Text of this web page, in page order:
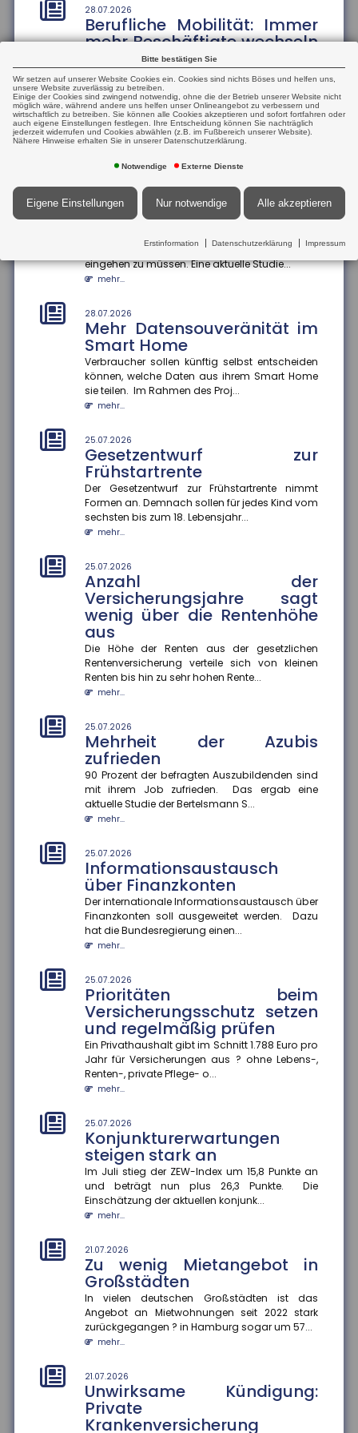
28.07.2026
Berufliche Mobilität: Immer
mehr Beschäftigte wechseln
den Beruf
Der Anteil der Beschäftigten, die innerhalb eines
Jahres ihren Beruf wechseln, ist zwischen 2013
und 2024 um 13 Prozentp...
mehr...
Geschlechterspezifische
Mobilität: Wie Umzüge
Karrierechancen
beeinflussen
Herausforderung, berufliche Kompromisse
eingehen zu müssen. Eine aktuelle Studie...
mehr...
28.07.2026
Mehr Datensouveränität im
Smart Home
Verbraucher sollen künftig selbst entscheiden
können, welche Daten aus ihrem Smart Home
sie teilen. Im Rahmen des Proj...
mehr...
25.07.2026
Gesetzentwurf zur
Frühstartrente
Der Gesetzentwurf zur Frühstartrente nimmt
Formen an. Demnach sollen für jedes Kind vom
sechsten bis zum 18. Lebensjahr...
mehr...
25.07.2026
Anzahl der
Versicherungsjahre sagt
wenig über die Rentenhöhe
aus
Die Höhe der Renten aus der gesetzlichen
Rentenversicherung verteile sich von kleinen
Renten bis hin zu sehr hohen Rente...
mehr...
25.07.2026
Mehrheit der Azubis
zufrieden
90 Prozent der befragten Auszubildenden sind
mit ihrem Job zufrieden. Das ergab eine
aktuelle Studie der Bertelsmann S...
mehr...
25.07.2026
Informationsaustausch
über Finanzkonten
Der internationale Informationsaustausch über
Finanzkonten soll ausgeweitet werden. Dazu
hat die Bundesregierung einen...
mehr...
25.07.2026
Prioritäten beim
Versicherungsschutz setzen
und regelmäßig prüfen
Ein Privathaushalt gibt im Schnitt 1.788 Euro pro
Jahr für Versicherungen aus ? ohne Lebens-,
Renten-, private Pflege- o...
mehr...
25.07.2026
Konjunkturerwartungen
steigen stark an
Im Juli stieg der ZEW-Index um 15,8 Punkte an
und beträgt nun plus 26,3 Punkte. Die
Einschätzung der aktuellen konjunk...
mehr...
21.07.2026
Zu wenig Mietangebot in
Großstädten
In vielen deutschen Großstädten ist das
Angebot an Mietwohnungen seit 2022 stark
zurückgegangen ? in Hamburg sogar um 57...
mehr...
21.07.2026
Unwirksame Kündigung:
Private
Krankenversicherung
Bitte bestätigen Sie
Wir setzen auf unserer Website Cookies ein. Cookies sind nichts Böses und helfen uns,
unsere Website zuverlässig zu betreiben.
Einige der Cookies sind zwingend notwendig, ohne die der Betrieb unserer Website nicht
möglich wäre, während andere uns helfen unser Onlineangebot zu verbessern und
wirtschaftlich zu betreiben. Sie können alle Cookies akzeptieren und sofort fortfahren oder
auch eigene Einstellungen festlegen. Ihre Entscheidung können Sie nachträglich
jederzeit widerrufen und Cookies abwählen (z.B. im Fußbereich unserer Website).
Nähere Hinweise erhalten Sie in unserer Datenschutzerklärung.
Notwendige Externe Dienste
Eigene Einstellungen Nur notwendige Alle akzeptieren
Erstinformation Datenschutzerklärung Impressum
aus
Die Höhe der Renten aus der gesetzlichen
Rentenversicherung verteile sich von kleinen Renten
bis hin zu sehr hohen Rente...
25.07.2026
Mehrheit der Azubis zufrieden
90 Prozent der befragten Auszubildenden sind mit
der Bertelsmann S...
25.07.2026
Finanzkonten
Der internationale Informationsaustausch über
Finanzkonten soll ausgeweitet werden. Dazu hat die
mehr...
25.07.2026
Prioritäten beim
Versicherungsschutz setzen
und regelmäßig prüfen
Ein Privathaushalt gibt im Schnitt 1.788 Euro pro Jahr
private Pflege- o...
mehr...
25.07.2026
Konjunkturerwartungen steigen
stark an
Im Juli stieg der ZEW-Index um 15,8 Punkte an und
aktuellen konjunk...
mehr...
21.07.2026
Zu wenig Mietangebot in
Großstädten
In vielen deutschen Großstädten ist das Angebot an
Mietwohnungen seit 2022 stark zurückgegangen ? in
Hamburg sogar um 57...
21.07.2026
Unwirksame Kündigung: Private
Krankenversicherung fordert
Beiträge nach
Ein Münchner musste trotz Wechsel in die gesetzliche
Krankenversicherung weiterhin Beiträge an seine
mehr...
21.07.2026
Tankrabatt entlastet
einkommensschwache
Familien besonders stark
Die Inflation in Deutschland ist im Juni 2026 auf 2,3
Kraftstoffpreise....
mehr...
21.07.2026
Internationaler
Informationsaustausch soll
Steuerhinterziehung
bekämpfen
Informationsaustausch über digitale
Plattformeinkünfte auf Drittstaaten auswe...
mehr...
21.07.2026
Angehörigenpflege im Alter
kann Rentenansprüche
Wer im späten Erwerbsleben Angehörige pflegt,
riskiert später geringere Rentenansprüche ?
besonders, wenn keine zusätzli...
mehr...
21.07.2026
Genetische Veranlagung
von Bildung
Bildung wirkt nicht bei allen gleich. Eine aktuelle
Studie der FernUniversität Hagen zeigt, dass der
Nutzen zusätzliche...